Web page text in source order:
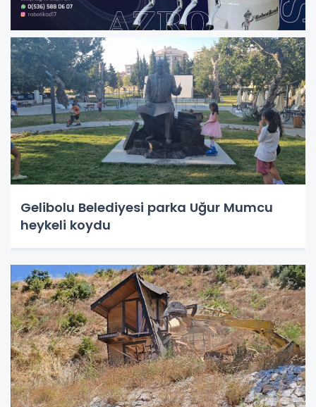
Gelibolu Belediyesi parka Uğur Mumcu
heykeli koydu